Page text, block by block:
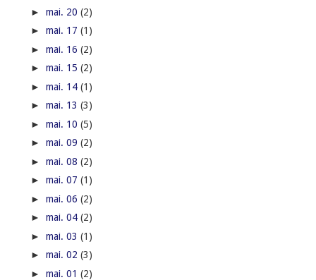
► mai. 20 (2)
► mai. 17 (1)
► mai. 16 (2)
► mai. 15 (2)
► mai. 14 (1)
► mai. 13 (3)
► mai. 10 (5)
► mai. 09 (2)
► mai. 08 (2)
► mai. 07 (1)
► mai. 06 (2)
► mai. 04 (2)
► mai. 03 (1)
► mai. 02 (3)
► mai. 01 (2)